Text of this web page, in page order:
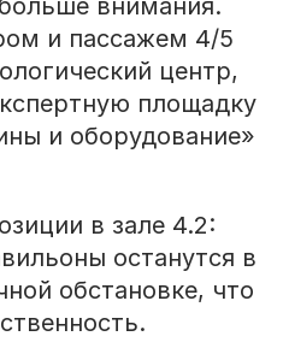
внимания.
и пассажем 4/5
центр,
площадку
и оборудование»
в зале 4.2:
останутся в
обстановке, что